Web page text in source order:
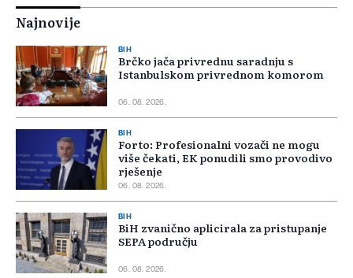
Najnovije
BIH
Brčko jača privrednu saradnju s
Istanbulskom privrednom komorom
06. 08. 2026.
BIH
Forto: Profesionalni vozači ne mogu
više čekati, EK ponudili smo provodivo
rješenje
06. 08. 2026.
BIH
BiH zvanično aplicirala za pristupanje
SEPA području
06. 08. 2026.